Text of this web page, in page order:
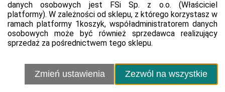
Sprzedawca
Regulamin sprzedawcy
Polityka prywatności sprzedawcy